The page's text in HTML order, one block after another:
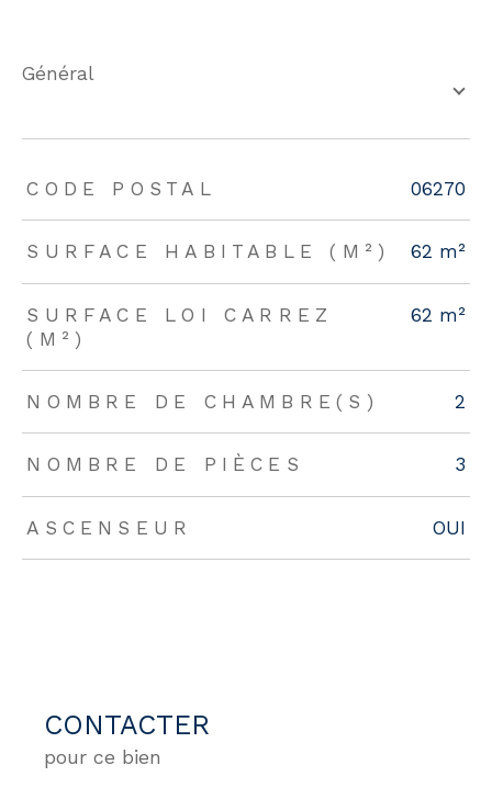
général
TRAD_ZEPHYR_Caracteristique TRAD_ZEPHYR_Valeurs
CODE POSTAL 06270
SURFACE HABITABLE (M²) 62 m²
SURFACE LOI CARREZ
(M²)
62 m²
NOMBRE DE CHAMBRE(S) 2
NOMBRE DE PIÈCES 3
ASCENSEUR OUI
CONTACTER
pour ce bien